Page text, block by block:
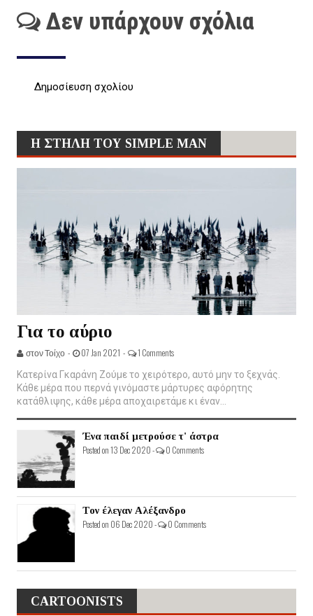
Δεν υπάρχουν σχόλια
Δημοσίευση σχολίου
Η ΣΤΗΛΗ ΤΟΥ SIMPLE MAN
Για το αύριο
στον Τοίχο - 07 Jan 2021 - 1 Comments
Κατερίνα Γκαράνη Ζούμε το χειρότερο, αυτό μην το ξεχνάς.
Κάθε μέρα που περνά γινόμαστε μάρτυρες αφόρητης
κατάθλιψης, κάθε μέρα αποχαιρετάμε κι έναν...
Ένα παιδί μετρούσε τ' άστρα
Posted on 13 Dec 2020 - 0 Comments
Τον έλεγαν Αλέξανδρο
Posted on 06 Dec 2020 - 0 Comments
CARTOONISTS